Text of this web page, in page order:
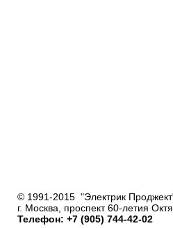
© 1991-2015 "Электрик
г. Москва, проспект 60-летия
Телефон: +7 (905) 744-42-02